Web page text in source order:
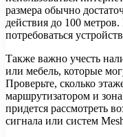
размера обычно
действия до 100
потребоваться
Также важно учесть
или мебель, которые
Проверьте, сколько
маршрутизатором и
придется рассмотреть
сигнала или систем